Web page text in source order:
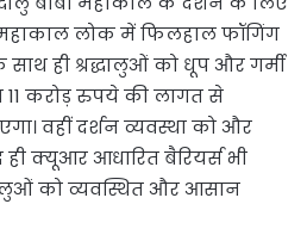
लोक में फिलहाल फॉगिंग
ही श्रद्धालुओं को धूप और गर्मी
करोड़ रुपये की लागत से
वहीं दर्शन व्यवस्था को और
क्यूआर आधारित बैरियर्स भी
को व्यवस्थित और आसान